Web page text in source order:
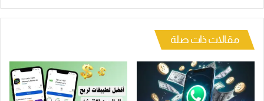
مقالات ذات صلة